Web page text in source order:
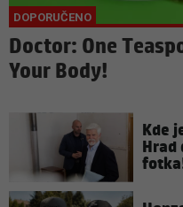
Doctor: One
Your Body!
Kde